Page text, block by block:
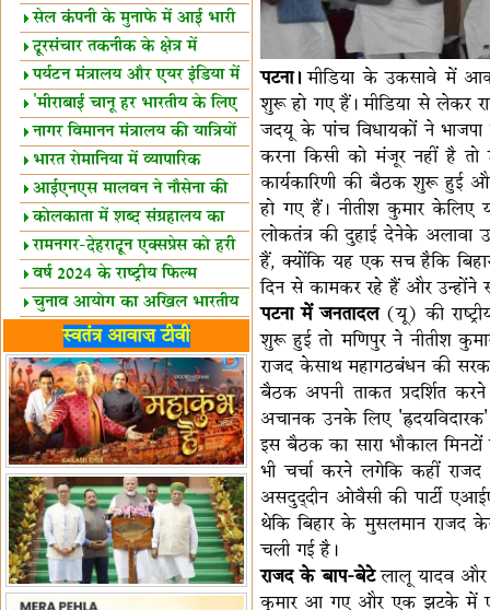
के प्रतिनिधि
सेल कंपनी के मुनाफे में आई भारी
उछाल!
दूरसंचार तकनीक के क्षेत्र में
उत्कृष्टता पुरस्कार
पर्यटन मंत्रालय और एयर इंडिया में
समझौता
'मीराबाई चानू हर भारतीय के लिए
प्रेरणा'
नागर विमानन मंत्रालय की यात्रियों
को सलाह
भारत रोमानिया में व्यापारिक
साझेदारियां
आईएनएस मालवन ने नौसेना की
ताकत बढ़ाई
कोलकाता में शब्द संग्रहालय का
उद्घाटन
रामनगर-देहरादून एक्सप्रेस को हरी
झंडीवर्ष 2024 के राष्ट्रीय फिल्म
पुरस्कारों की घोषणा
चुनाव आयोग का अखिल भारतीय
मीडिया सम्मेलन
भारत में केवड़े का अस्तित्‍व 24
लाख वर्ष!
लखनऊ में 'एक राष्ट्र एक चुनाव'
पर बैठक
विधानमंडल लोकतंत्र की पाठशाला
हैं-बिरला
'द वॉयस ऑफ जस्टिस: जस्टिस
गवई स्पीक्स'
राष्ट्रीय युद्ध स्मारक से 'शौर्य विजय
यात्रा' शुरू
भारत जापान में रक्षा संबंधों का
विस्तार
'एनसीसी को मजबूत करना राष्ट्रीय
जिम्मेदारी'
भारत-ऑस्ट्रेलिया ने खेल संबंधों का
जश्न मनाया
'भारत को फुटबॉल में भी वैश्विक
पहचान दिलाएं'
अल्पसंख्यक मंत्री ने की हज
स्वतंत्र आवाज़ टीवी
पटना। मीडिया के उकसावे में
शुरू हो गए हैं। मीडिया से लेकर
जदयू के पांच विधायकों ने भाजपा
करना किसी को मंजूर नहीं है
कार्यकारिणी की बैठक शुरू हुई
हो गए हैं। नीतीश कुमार केलिए
लोकतंत्र की दुहाई देनेके
हैं, क्योंकि यह एक सच हैकि
दिन से कामकर रहे हैं और उन्होंने
पटना में जनतादल(यू) की
शुरू हुई तो मणिपुर ने नीतीश
राजद केसाथ महागठबंधन की
बैठक अपनी ताकत प्रदर्शित
अचानक उनके लिए
इस बैठक का सारा भौकाल
भी चर्चा करने लगेकि कहीं
असदुद्दीन ओवैसी की पार्टी
थेकि बिहार के मुसलमान राजद
चली गई है।
राजद के बाप-बेटेलालू यादव और
कुमार आ गए और एक झटके में